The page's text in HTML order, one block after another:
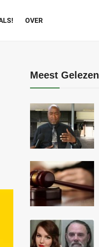
OVER
Meest Gelezen